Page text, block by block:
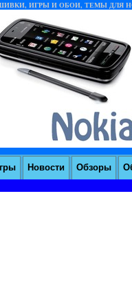
ИГРЫ И ОБОИ, ТЕМЫ ДЛЯ
Новости Обзоры